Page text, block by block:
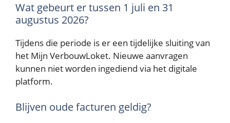
Wat gebeurt er tussen 1 juli en 31
augustus 2026?
Tijdens die periode is er een tijdelijke sluiting van
het Mijn VerbouwLoket. Nieuwe aanvragen
kunnen niet worden ingediend via het digitale
platform.
Blijven oude facturen geldig?